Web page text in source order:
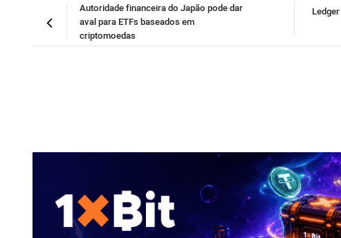
Autoridade financeira do Japão pode dar
aval para ETFs baseados em
criptomoedas